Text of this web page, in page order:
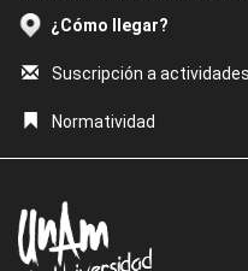
¿Cómo llegar?
Suscripción a
Normatividad